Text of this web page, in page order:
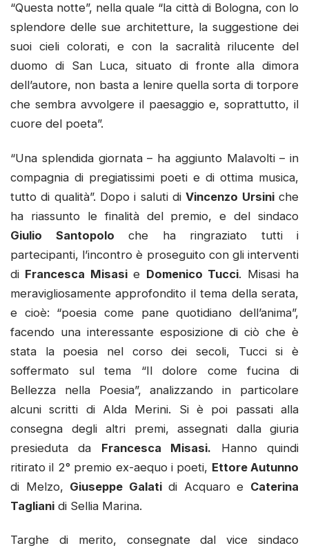
“Questa notte”, nella quale “la città di Bologna, con lo
splendore delle sue architetture, la suggestione dei
suoi cieli colorati, e con la sacralità rilucente del
duomo di San Luca, situato di fronte alla dimora
dell’autore, non basta a lenire quella sorta di torpore
che sembra avvolgere il paesaggio e, soprattutto, il
cuore del poeta”.
“Una splendida giornata – ha aggiunto Malavolti – in
compagnia di pregiatissimi poeti e di ottima musica,
tutto di qualità”. Dopo i saluti diVincenzo Ursiniche
ha riassunto le finalità del premio, e del sindaco
Giulio Santopolo che ha ringraziato tutti i
partecipanti, l’incontro è proseguito con gli interventi
di Francesca Misasie Domenico Tucci. Misasi ha
meravigliosamente approfondito il tema della serata,
e cioè: “poesia come pane quotidiano dell’anima”,
facendo una interessante esposizione di ciò che è
stata la poesia nel corso dei secoli, Tucci si è
soffermato sul tema “Il dolore come fucina di
Bellezza nella Poesia”, analizzando in particolare
alcuni scritti di Alda Merini. Si è poi passati alla
consegna degli altri premi, assegnati dalla giuria
presieduta da Francesca Misasi. Hanno quindi
ritirato il 2° premio ex-aequo i poeti, Ettore Autunno
di Melzo, Giuseppe Galati di Acquaro e Caterina
Tagliani di Sellia Marina.
Targhe di merito, consegnate dal vice sindaco